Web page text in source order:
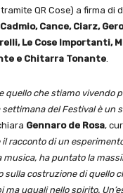
QR Cose) a firma di
Cadmio, Cance, Ciarz,
Le Cose Importanti,
e Chitarra Tonante.
quello che stiamo vivendo
settimana del Festival è un
Gennaro de Rosa,
racconto di un
musica, ha puntato la
sulla costruzione di quello
ma uguali nello spirito.